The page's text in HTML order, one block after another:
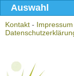
Kontakt - Impressum
Auswahl